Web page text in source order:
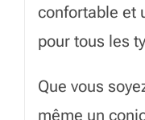
confortable et
pour tous les
Que vous
même un